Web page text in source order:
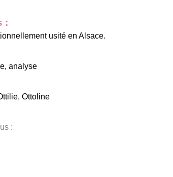
:
usité en Alsace.
analyse
, Ottoline
: